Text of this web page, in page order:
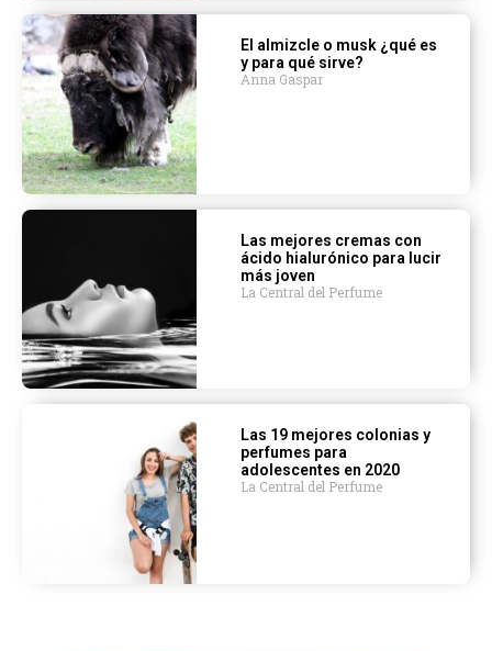
El almizcle o musk ¿qué es
y para qué sirve?
Anna Gaspar
Las mejores cremas con
ácido hialurónico para lucir
más joven
La Central del Perfume
Las 19 mejores colonias y
perfumes para
adolescentes en 2020
La Central del Perfume